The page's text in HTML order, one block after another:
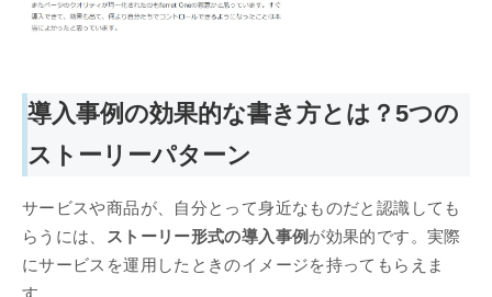
導入事例の効果的な書き方とは？5つの
ストーリーパターン
サービスや商品が、自分とって身近なものだと認識しても
らうには、
ストーリー形式の導入事例 が効果的です。実際
にサービスを運用したときのイメージを持ってもらえま